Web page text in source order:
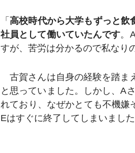
「高校時代から大学もずっと飲
社員として働いていたんです。
すが、苦労は分かるので私なり
古賀さんは自身の経験を踏ま
と思っていました。しかし、A
れており、なぜかとても不機嫌
Eはすぐに終了してしまいました